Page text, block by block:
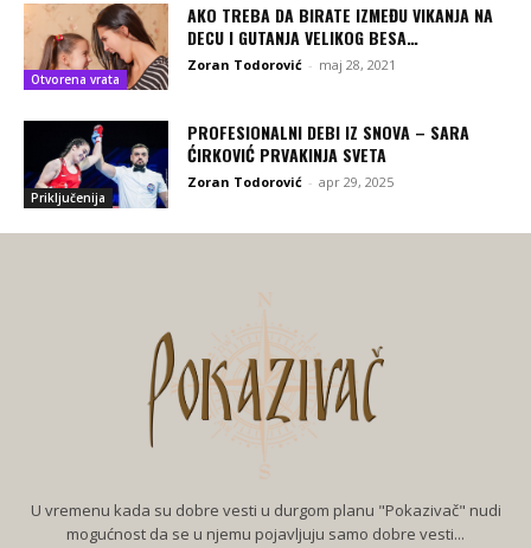
Otvorena vrata
AKO TREBA DA BIRATE IZMEĐU VIKANJA NA
DECU I GUTANJA VELIKOG BESA…
Zoran Todorović - maj 28, 2021
Priključenija
PROFESIONALNI DEBI IZ SNOVA – SARA
ĆIRKOVIĆ PRVAKINJA SVETA
Zoran Todorović - apr 29, 2025
U vremenu kada su dobre vesti u durgom planu "Pokazivač" nudi
mogućnost da se u njemu pojavljuju samo dobre vesti...